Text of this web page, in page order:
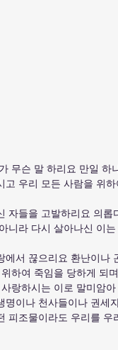
무슨 말 하리요 만일 하
우리 모든 사람을 위
자들을 고발하리요 의롭
니라 다시 살아나신 이
에서 끊으리요 환난이나
하여 죽임을 당하게 되
랑하시는 이로 말미암
명이나 천사들이나 권세
피조물이라도 우리를